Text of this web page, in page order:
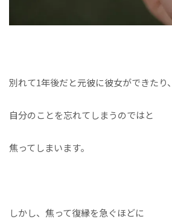
別れて1年後だと元彼に彼女ができたり、
自分のことを忘れてしまうのではと
焦ってしまいます。
しかし、焦って復縁を急ぐほどに